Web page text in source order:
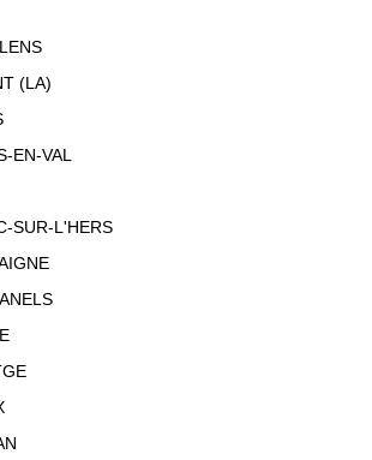
(LA)
EN-VAL
SUR-L'HERS